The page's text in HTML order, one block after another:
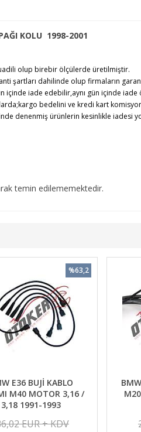
KOLU 1998-2001
olup birebir ölçülerde üretilmiştir.
şartları dahilinde olup firmaların
içinde iade edebilir,aynı gün içinde
bedelini ve kredi kart
denenmiş ürünlerin kesinlikle iadesi
temin edilememektedir.
E36 BUJİ KABLO
M40 MOTOR 3,16 /
3,18 1991-1993
EUR + KDV
%63,2